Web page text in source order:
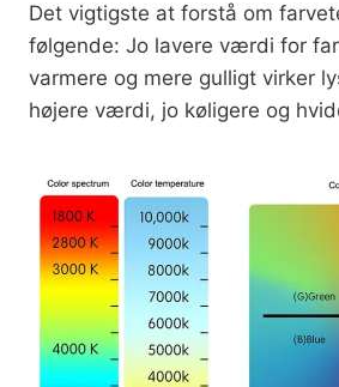
Det vigtigste at forstå om
følgende: Jo lavere værdi for
varmere og mere gulligt virker
højere værdi, jo køligere og